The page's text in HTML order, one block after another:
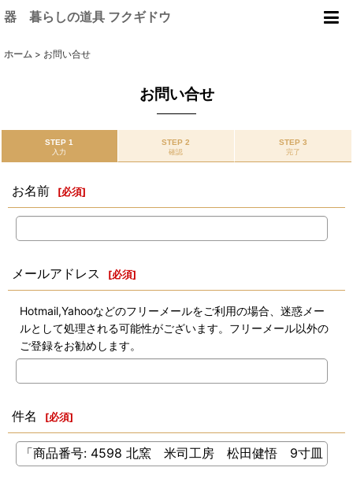
器 暮らしの道具 フクギドウ
ホーム > お問い合せ
お問い合せ
STEP 1
入力
STEP 2
確認
STEP 3
完了
お名前 [必須]
メールアドレス [必須]
Hotmail,Yahooなどのフリーメールをご利用の場合、迷惑メー
ルとして処理される可能性がございます。フリーメール以外の
ご登録をお勧めします。
件名 [必須]